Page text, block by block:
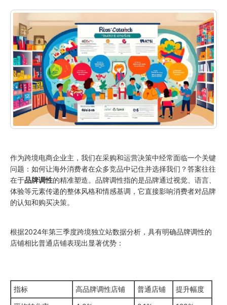
作为跨境电商企业主，我们在采购和运营决策中经常面临一个关键
问题：如何让海外消费者在众多竞品中记住并选择我们？答案往往
在于品牌调性的精准塑造。品牌调性指的是品牌通过视觉、语言、
体验等元素传递的整体风格和情感基调，它直接影响消费者对品牌
的认知和购买决策。
根据2024年第三季度跨境独立站数据分析，具有明确品牌调性的
店铺相比普通店铺表现出显著优势：
指标 高品牌调性店铺 普通店铺
提升幅度